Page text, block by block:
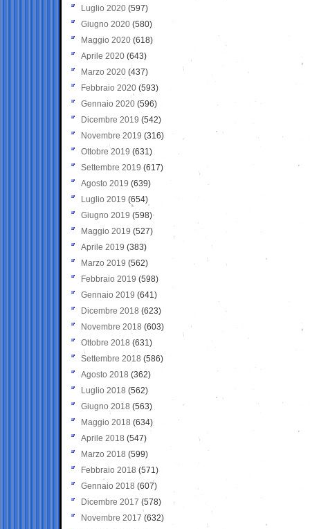
Luglio 2020 (597)
Giugno 2020 (580)
Maggio 2020 (618)
Aprile 2020 (643)
Marzo 2020 (437)
Febbraio 2020 (593)
Gennaio 2020 (596)
Dicembre 2019 (542)
Novembre 2019 (316)
Ottobre 2019 (631)
Settembre 2019 (617)
Agosto 2019 (639)
Luglio 2019 (654)
Giugno 2019 (598)
Maggio 2019 (527)
Aprile 2019 (383)
Marzo 2019 (562)
Febbraio 2019 (598)
Gennaio 2019 (641)
Dicembre 2018 (623)
Novembre 2018 (603)
Ottobre 2018 (631)
Settembre 2018 (586)
Agosto 2018 (362)
Luglio 2018 (562)
Giugno 2018 (563)
Maggio 2018 (634)
Aprile 2018 (547)
Marzo 2018 (599)
Febbraio 2018 (571)
Gennaio 2018 (607)
Dicembre 2017 (578)
Novembre 2017 (632)